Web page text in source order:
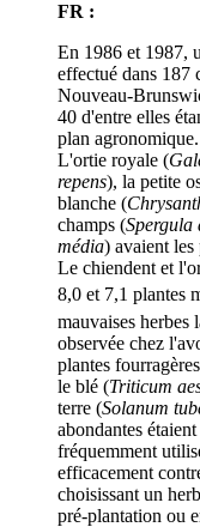
FR :
En 1986 et 1987,
effectué dans 187
Nouveau-
40 d'entre elles
plan
L'ortie royale (
repens), la petite
blanche (
champs (Spergula
média) avaient les
Le chiendent et
8,0 et 7,1 plantes
mauvaises herbes
observée chez
plantes
le blé (Triticum
terre (Solanum
abondantes
fréquemment
efficacement
choisissant un
pré-plantation ou